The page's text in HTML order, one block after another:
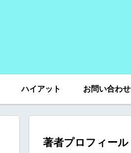
ハイアット お問い合わせ
著者プロフィール